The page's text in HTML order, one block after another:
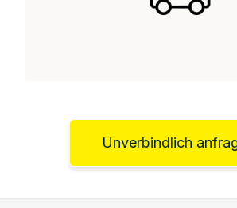
Unverbindlich